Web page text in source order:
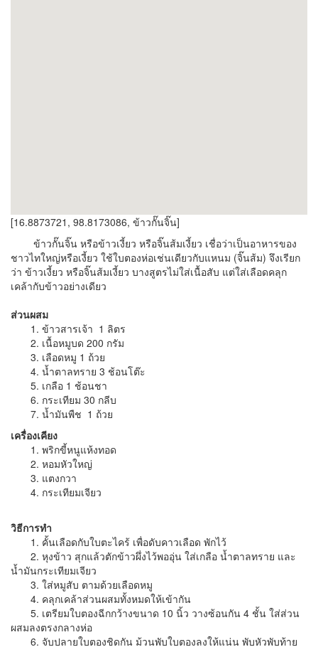
[16.8873721, 98.8173086, ข้าวกั๊นจิ๊น]
ข้าวกั๊นจิ๊น หรือข้าวเงี้ยว หรือจิ๊นส้มเงี้ยว เชื่อว่าเป็นอาหารของ
ชาวไทใหญ่หรือเงี้ยว ใช้ใบตองห่อเช่นเดียวกับแหนม (จิ๊นส้ม) จึงเรียก
ว่า ข้าวเงี้ยว หรือจิ๊นส้มเงี้ยว บางสูตรไม่ใส่เนื้อสับ แต่ใส่เลือดคลุก
เคล้ากับข้าวอย่างเดียว
ส่วนผสม
1. ข้าวสารเจ้า 1 ลิตร
2. เนื้อหมูบด 200 กรัม
3. เลือดหมู 1 ถ้วย
4. น้ำตาลทราย 3 ช้อนโต๊ะ
5. เกลือ 1 ช้อนชา
6. กระเทียม 30 กลีบ
7. น้ำมันพืช 1 ถ้วย
เครื่องเคียง
1. พริกขี้หนูแห้งทอด
2. หอมหัวใหญ่
3. แตงกวา
4. กระเทียมเจียว
วิธีการทำ
1. คั้นเลือดกับใบตะไคร้ เพื่อดับคาวเลือด พักไว้
2. หุงข้าว สุกแล้วตักข้าวผึ่งไว้พออุ่น ใส่เกลือ น้ำตาลทราย และ
น้ำมันกระเทียมเจียว
3. ใส่หมูสับ ตามด้วยเลือดหมู
4. คลุกเคล้าส่วนผสมทั้งหมดให้เข้ากัน
5. เตรียมใบตองฉีกกว้างขนาด 10 นิ้ว วางซ้อนกัน 4 ชั้น ใส่ส่วน
ผสมลงตรงกลางห่อ
6. จับปลายใบตองชิดกัน ม้วนพับใบตองลงให้แน่น พับหัวพับท้าย